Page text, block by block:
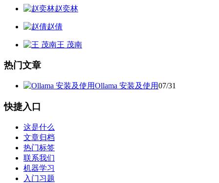
赵奕林
赵倩
王 茂南
热门文章
Ollama 安装及使用07/31
快捷入口
这是什么
文章归档
热门标签
联系我们
机器学习
入门习题